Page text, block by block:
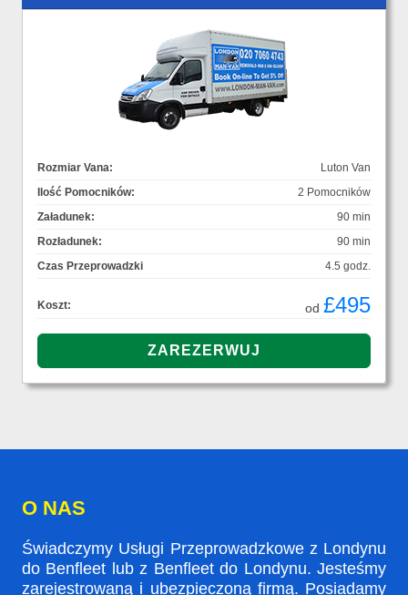
Rozmiar Vana:
Luton Van
Ilość Pomocników:
2 Pomocników
Załadunek:
90 min
Rozładunek:
90 min
Czas Przeprowadzki
4.5 godz.
Koszt: od £495
O NAS
Świadczymy Usługi Przeprowadzkowe z Londynu
do Benfleet lub z Benfleet do Londynu. Jesteśmy
zarejestrowaną i ubezpieczoną firmą. Posiadamy